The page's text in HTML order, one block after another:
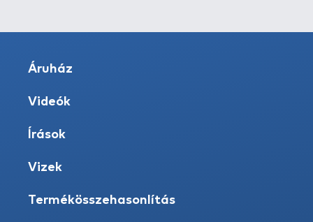
Áruház
Videók
Írások
Vizek
Termékösszehasonlítás